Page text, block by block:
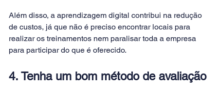
Além disso, a aprendizagem digital contribui na redução
de custos, já que não é preciso encontrar locais para
realizar os treinamentos nem paralisar toda a empresa
para participar do que é oferecido.
4. Tenha um bom método de avaliação